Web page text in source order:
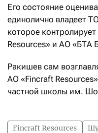
Его состояние
единолично владеет
которое
Resources» и АО «БТА
Ракишев сам
АО «Fincraft
частной школы им.
Fincraft Resources